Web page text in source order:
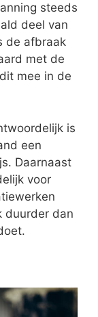
steeds
deel van
de afbraak
met de
mee in de
is
een
Daarnaast
voor
duurder dan